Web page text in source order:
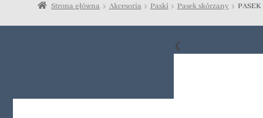
Strona główna Akcesoria Paski Pasek skórzany
❮